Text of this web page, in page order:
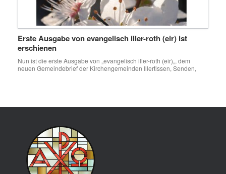
Erste Ausgabe von evangelisch iller-roth (eir) ist
erschienen
Nun ist die erste Ausgabe von „evangelisch iller-roth (eir)„, dem
neuen Gemeindebrief der Kirchengemeinden Illertissen, Senden,